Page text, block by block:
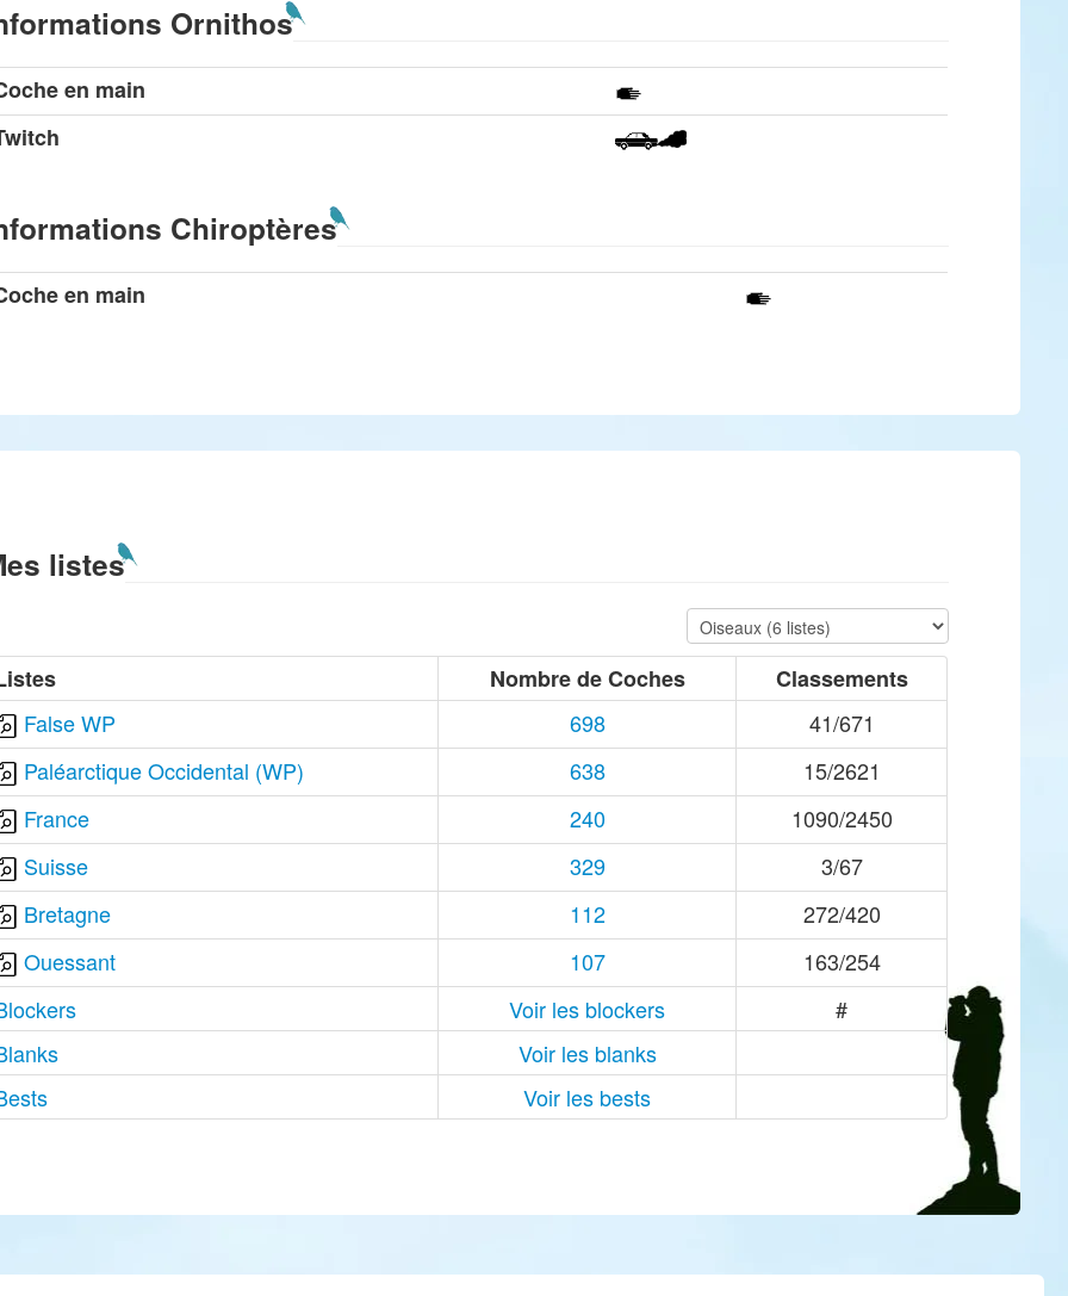
Ornithos
en main
Chiroptères
en main
listes
Nombre de Coches
Classements
False WP
698
41/671
Paléarctique Occidental (WP)
638
15/2621
France
240
1090/2450
Suisse
329
3/67
Bretagne
112
272/420
Ouessant
107
163/254
Voir les blockers
#
Voir les blanks
Voir les bests